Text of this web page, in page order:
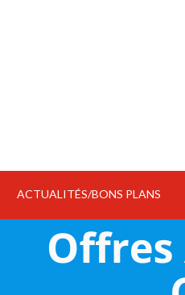
ACTUALITÉS/BONS PLANS